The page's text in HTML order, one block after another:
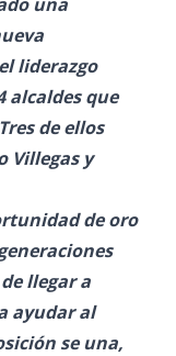
liderazgo
alcaldes que
de ellos
Villegas y
de oro
llegar a
ayudar al
se una,